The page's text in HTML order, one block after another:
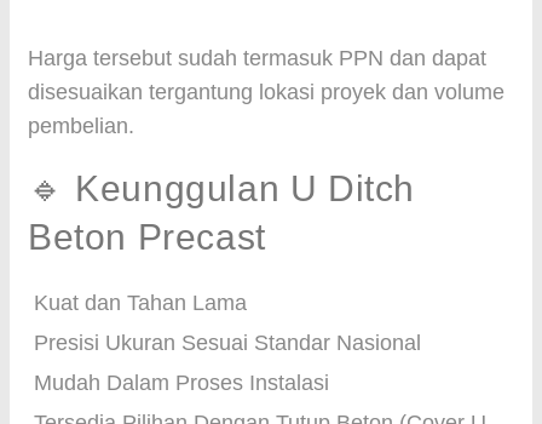
Harga tersebut sudah termasuk PPN dan dapat
disesuaikan tergantung lokasi proyek dan volume
pembelian.
🔹 Keunggulan U Ditch
Beton Precast
Kuat dan Tahan Lama
Presisi Ukuran Sesuai Standar Nasional
Mudah Dalam Proses Instalasi